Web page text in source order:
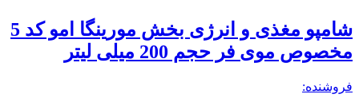
شامپو مغذی و انرژی ‌بخش مورینگا امو کد 5
مخصوص موی فر حجم 200 میلی لیتر
فروشنده: